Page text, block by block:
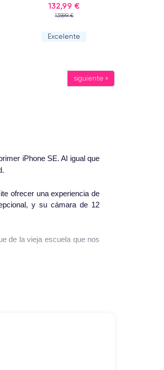
132,99 €
139,99 €
Excelente
siguiente »
iPhone SE. Al igual que
ofrecer una experiencia de
y su cámara de 12
de la vieja escuela que nos
sucesivas hasta iOS 16,